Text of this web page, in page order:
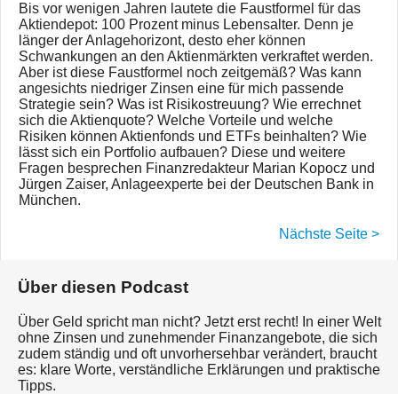
Bis vor wenigen Jahren lautete die Faustformel für das
Aktiendepot: 100 Prozent minus Lebensalter. Denn je
länger der Anlagehorizont, desto eher können
Schwankungen an den Aktienmärkten verkraftet werden.
Aber ist diese Faustformel noch zeitgemäß? Was kann
angesichts niedriger Zinsen eine für mich passende
Strategie sein? Was ist Risikostreuung? Wie errechnet
sich die Aktienquote? Welche Vorteile und welche
Risiken können Aktienfonds und ETFs beinhalten? Wie
lässt sich ein Portfolio aufbauen? Diese und weitere
Fragen besprechen Finanzredakteur Marian Kopocz und
Jürgen Zaiser, Anlageexperte bei der Deutschen Bank in
München.
Nächste Seite >
Über diesen Podcast
Über Geld spricht man nicht? Jetzt erst recht! In einer Welt
ohne Zinsen und zunehmender Finanzangebote, die sich
zudem ständig und oft unvorhersehbar verändert, braucht
es: klare Worte, verständliche Erklärungen und praktische
Tipps.